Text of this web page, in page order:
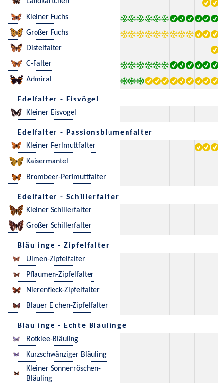
Kleiner Fuchs
Großer Fuchs
Distelfalter
C-Falter
Admiral
Edelfalter - Eisvögel
Kleiner Eisvogel
Edelfalter - Passionsblumenfalter
Kleiner Perlmuttfalter
Kaisermantel
Brombeer-Perlmuttfalter
Edelfalter - Schillerfalter
Kleiner Schillerfalter
Großer Schillerfalter
Bläulinge - Zipfelfalter
Ulmen-Zipfelfalter
Pflaumen-Zipfelfalter
Nierenfleck-Zipfelfalter
Blauer Eichen-Zipfelfalter
Bläulinge - Echte Bläulinge
Rotklee-Bläuling
Kurzschwänziger Bläuling
Kleiner Sonnenröschen-
Bläuling